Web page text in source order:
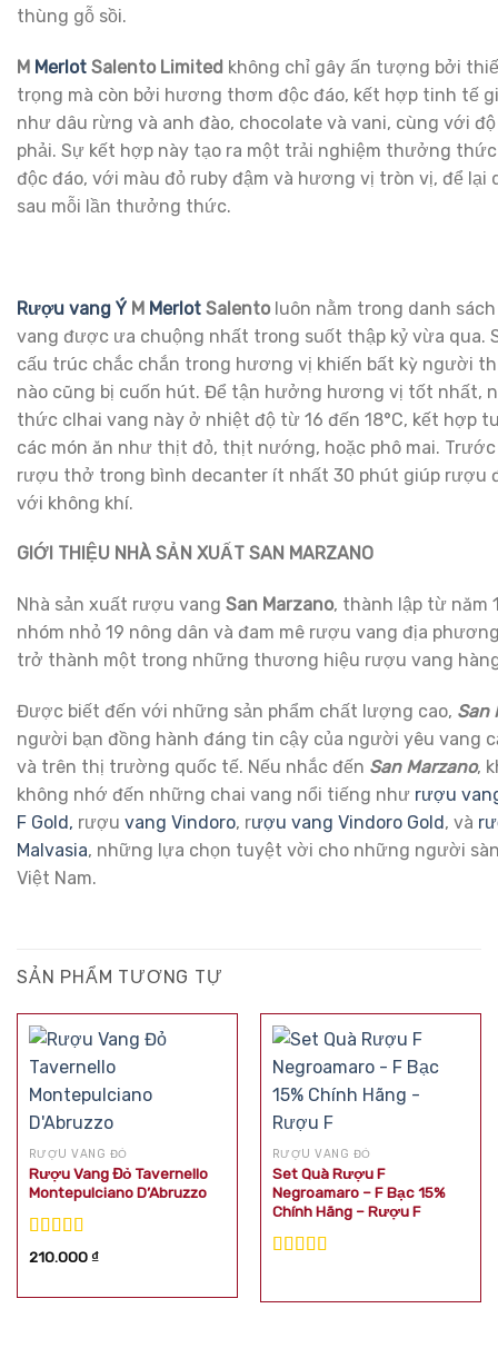
thùng gỗ sồi.
M Merlot Salento Limited không chỉ gây ấn tượng bởi
trọng mà còn bởi hương thơm độc đáo, kết hợp tinh tế
như dâu rừng và anh đào, chocolate và vani, cùng với
phải. Sự kết hợp này tạo ra một trải nghiệm thưởng
độc đáo, với màu đỏ ruby đậm và hương vị tròn vị, để lại
sau mỗi lần thưởng thức.
Rượu vang Ý M Merlot Salento luôn nằm trong danh
vang được ưa chuộng nhất trong suốt thập kỷ vừa qua.
cấu trúc chắc chắn trong hương vị khiến bất kỳ người
nào cũng bị cuốn hút. Để tận hưởng hương vị tốt nhất,
thức clhai vang này ở nhiệt độ từ 16 đến 18°C, kết hợp
các món ăn như thịt đỏ, thịt nướng, hoặc phô mai.
rượu thở trong bình decanter ít nhất 30 phút giúp rượu
với không khí.
GIỚI THIỆU NHÀ SẢN XUẤT SAN MARZANO
Nhà sản xuất rượu vang San Marzano, thành lập từ năm
nhóm nhỏ 19 nông dân và đam mê rượu vang địa
trở thành một trong những thương hiệu rượu vang
Được biết đến với những sản phẩm chất lượng cao, San
người bạn đồng hành đáng tin cậy của người yêu vang
và trên thị trường quốc tế. Nếu nhắc đến San Marzano,
không nhớ đến những chai vang nổi tiếng như rượu
F Gold, rượu vang Vindoro, rượu vang Vindoro Gold, và
Malvasia, những lựa chọn tuyệt vời cho những người
Việt Nam.
SẢN PHẨM TƯƠNG TỰ
RƯỢU VANG ĐỎ
Rượu Vang Đỏ Tavernello
Montepulciano D’Abruzzo
Được xếp
210.000₫
RƯỢU VANG ĐỎ
Set Quà Rượu F
Negroamaro – F Bạc 15%
Chính Hãng – Rượu F
sao